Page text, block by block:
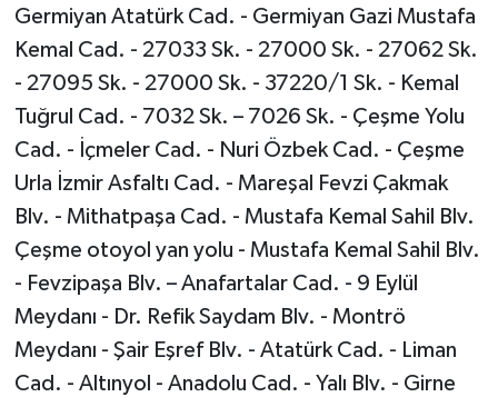
Germiyan Atatürk Cad. - Germiyan Gazi Mustafa
Kemal Cad. - 27033 Sk. - 27000 Sk. - 27062 Sk.
- 27095 Sk. - 27000 Sk. - 37220/1 Sk. - Kemal
Tuğrul Cad. - 7032 Sk. – 7026 Sk. - Çeşme Yolu
Cad. - İçmeler Cad. - Nuri Özbek Cad. - Çeşme
Urla İzmir Asfaltı Cad. - Mareşal Fevzi Çakmak
Blv. - Mithatpaşa Cad. - Mustafa Kemal Sahil Blv.
Çeşme otoyol yan yolu - Mustafa Kemal Sahil Blv.
- Fevzipaşa Blv. – Anafartalar Cad. - 9 Eylül
Meydanı - Dr. Refik Saydam Blv. - Montrö
Meydanı - Şair Eşref Blv. - Atatürk Cad. - Liman
Cad. - Altınyol - Anadolu Cad. - Yalı Blv. - Girne